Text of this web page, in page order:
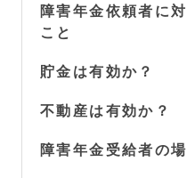
障害年金依頼者に
こと
貯金は有効か？
不動産は有効か？
障害年金受給者の